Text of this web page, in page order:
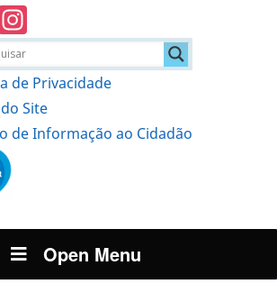
de Privacidade
Site
de Informação ao Cidadão
Open Menu